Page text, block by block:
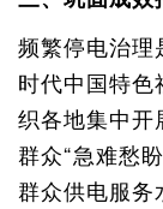
频繁停电治理
时代中国特色
织各地集中开
群众“急难愁
群众供电服务